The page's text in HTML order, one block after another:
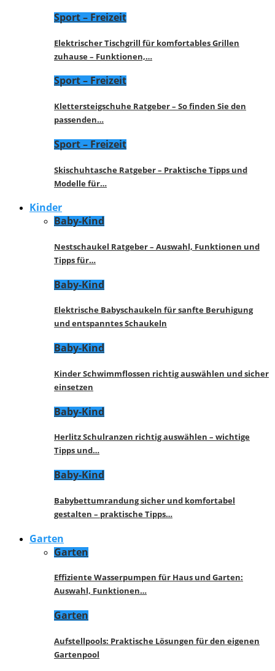
Sport – Freizeit
Elektrischer Tischgrill für komfortables Grillen
zuhause – Funktionen,…
Sport – Freizeit
Klettersteigschuhe Ratgeber – So finden Sie den
passenden…
Sport – Freizeit
Skischuhtasche Ratgeber – Praktische Tipps und
Modelle für…
Kinder
Baby-Kind
Nestschaukel Ratgeber – Auswahl, Funktionen und
Tipps für…
Baby-Kind
Elektrische Babyschaukeln für sanfte Beruhigung
und entspanntes Schaukeln
Baby-Kind
Kinder Schwimmflossen richtig auswählen und sicher
einsetzen
Baby-Kind
Herlitz Schulranzen richtig auswählen – wichtige
Tipps und…
Baby-Kind
Babybettumrandung sicher und komfortabel
gestalten – praktische Tipps…
Garten
Garten
Effiziente Wasserpumpen für Haus und Garten:
Auswahl, Funktionen…
Garten
Aufstellpools: Praktische Lösungen für den eigenen
Gartenpool